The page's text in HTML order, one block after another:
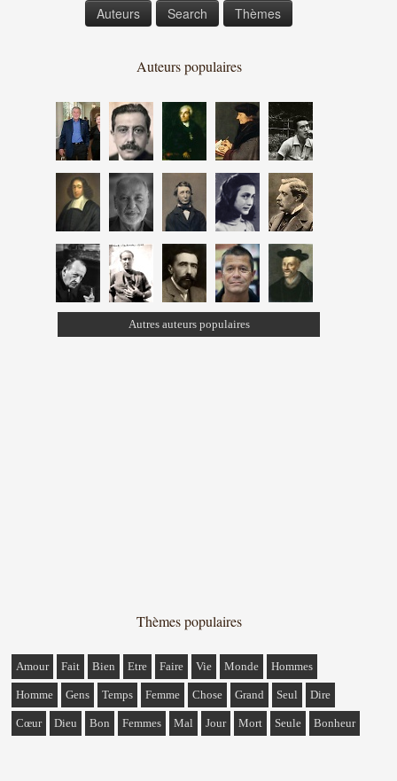
Auteurs Search Thèmes
Auteurs populaires
Autres auteurs populaires
Thèmes populaires
Amour Fait Bien Etre Faire Vie Monde Hommes
Homme Gens Temps Femme Chose Grand Seul Dire
Cœur Dieu Bon Femmes Mal Jour Mort Seule Bonheur